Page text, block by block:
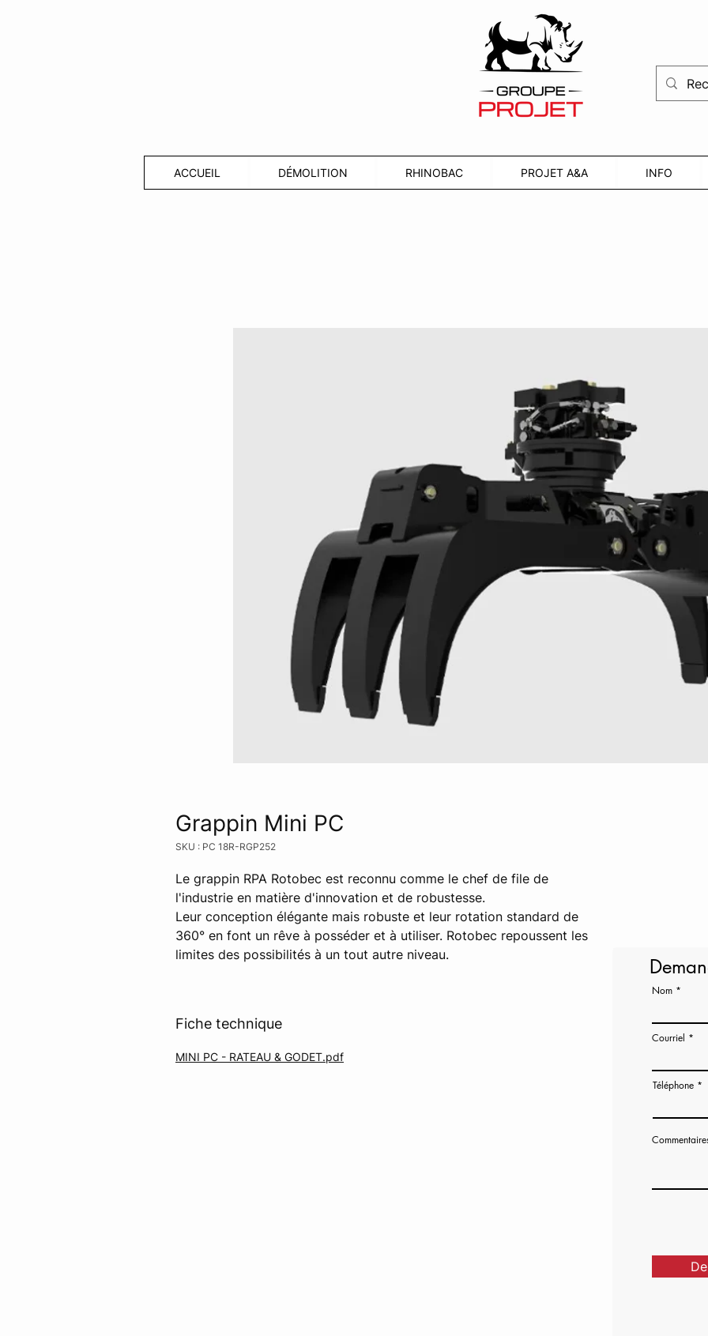
ACCUEIL DÉMOLITION RHINOBAC PROJET A&A INFO
Grappin Mini PC
SKU : PC 18R-RGP252
Le grappin RPA Rotobec est reconnu comme le chef de file de
l'industrie en matière d'innovation et de robustesse.
Leur conception élégante mais robuste et leur rotation standard de
360° en font un rêve à posséder et à utiliser. Rotobec repoussent les
limites des possibilités à un tout autre niveau.
Fiche technique
MINI PC - RATEAU & GODET.pdf
Nom
Courriel
Téléphone